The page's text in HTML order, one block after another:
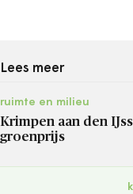
Lees meer
ruimte en milieu
Krimpen aan den
groenprijs